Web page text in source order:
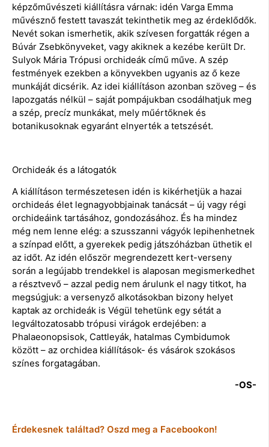
képzőművészeti kiállításra várnak: idén Varga Emma
művésznő festett tavaszát tekinthetik meg az érdeklődők.
Nevét sokan ismerhetik, akik szívesen forgatták régen a
Búvár Zsebkönyveket, vagy akiknek a kezébe került Dr.
Sulyok Mária Trópusi orchideák című műve. A szép
festmények ezekben a könyvekben ugyanis az ő keze
munkáját dicsérik. Az idei kiállításon azonban szöveg – és
lapozgatás nélkül – saját pompájukban csodálhatjuk meg
a szép, precíz munkákat, mely műértőknek és
botanikusoknak egyaránt elnyerték a tetszését.
Orchideák és a látogatók
A kiállításon természetesen idén is kikérhetjük a hazai
orchideás élet legnagyobbjainak tanácsát – új vagy régi
orchideáink tartásához, gondozásához. És ha mindez
még nem lenne elég: a szusszanni vágyók lepihenhetnek
a színpad előtt, a gyerekek pedig játszóházban üthetik el
az időt. Az idén először megrendezett kert-verseny
során a legújabb trendekkel is alaposan megismerkedhet
a résztvevő – azzal pedig nem árulunk el nagy titkot, ha
megsúgjuk: a versenyző alkotásokban bizony helyet
kaptak az orchideák is Végül tehetünk egy sétát a
legváltozatosabb trópusi virágok erdejében: a
Phalaeonopsisok, Cattleyák, hatalmas Cymbidumok
között – az orchidea kiállítások- és vásárok szokásos
színes forgatagában.
-OS-
Érdekesnek találtad? Oszd meg a Facebookon!